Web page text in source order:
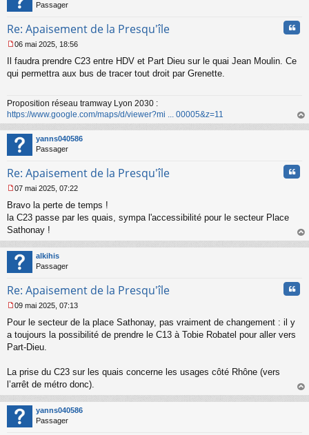
n
l
Passager
Re: Apaisement de la Presqu'île
e
s
g
e
n
o
n
l
06 mai 2025, 18:56
Il faudra prendre C23 entre HDV et Part Dieu sur le quai Jean Moulin. Ce
qui permettra aux bus de tracer tout droit par Grenette.
Proposition réseau tramway Lyon 2030 :
https://www.google.com/maps/d/viewer?mi ... 00005&z=11
au
yanns040586
Passager
Re: Apaisement de la Presqu'île
e
s
s
g
e
n
n
u
07 mai 2025, 07:22
Bravo la perte de temps !
la C23 passe par les quais, sympa l'accessibilité pour le secteur Place
Sathonay !
au
alkihis
Passager
Re: Apaisement de la Presqu'île
e
s
s
e
n
o
n
l
u
09 mai 2025, 07:13
Pour le secteur de la place Sathonay, pas vraiment de changement : il y
a toujours la possibilité de prendre le C13 à Tobie Robatel pour aller vers
Part-Dieu.
La prise du C23 sur les quais concerne les usages côté Rhône (vers
l’arrêt de métro donc).
au
yanns040586
Passager